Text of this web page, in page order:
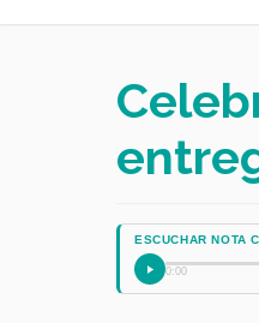
ESCUCHAR NOTA
0:00